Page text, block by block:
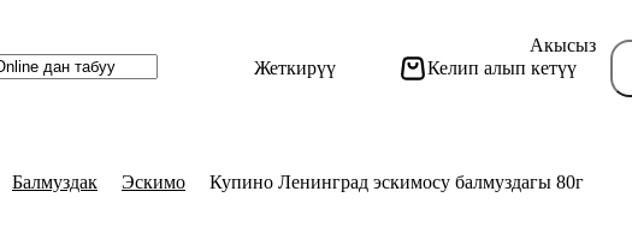
Жеткирүү Келип алып кетүү
Акысыз
Балмуздак Эскимо Купино Ленинград эскимосу балмуздагы 80г